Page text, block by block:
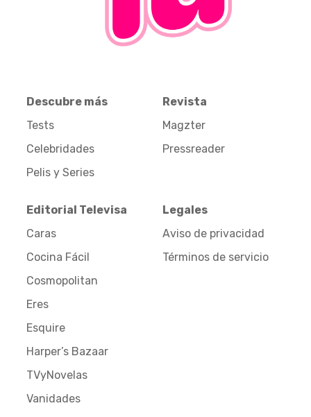
Descubre más
Tests
Celebridades
Pelis y Series
Revista
Magzter
Pressreader
Editorial Televisa
Caras
Cocina Fácil
Cosmopolitan
Eres
Esquire
Harper’s Bazaar
TVyNovelas
Vanidades
Legales
Aviso de privacidad
Términos de servicio